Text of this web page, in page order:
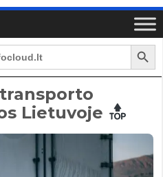
Search Button
Lietuvoje